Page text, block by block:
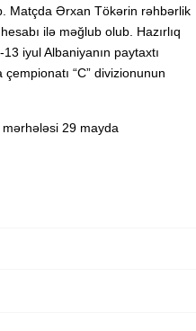
Matçda Ərxan Tökərin rəhbərlik
ilə məğlub olub. Hazırlıq
iyul Albaniyanın paytaxtı
“C” divizionunun
mərhələsi 29 mayda